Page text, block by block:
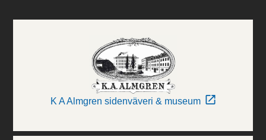
K A Almgren sidenväveri & museum